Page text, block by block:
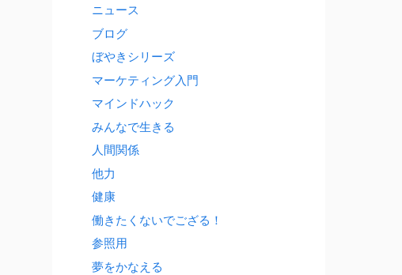
ニュース
ブログ
ぼやきシリーズ
マーケティング入門
マインドハック
みんなで生きる
人間関係
他力
健康
働きたくないでござる！
参照用
夢をかなえる